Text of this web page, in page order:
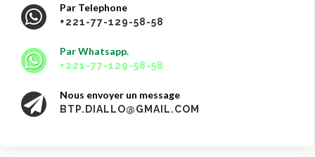
Par Telephone
+221-77-129-58-58
Par Whatsapp.
+221-77-129-58-58
Nous envoyer un message
BTP.DIALLO@GMAIL.COM